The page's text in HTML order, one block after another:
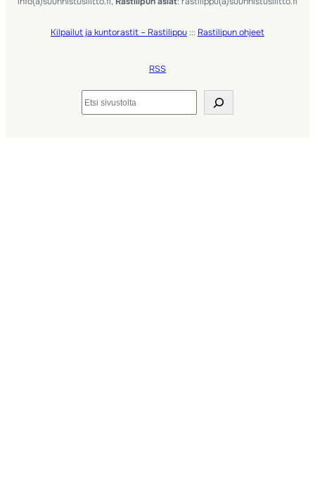
Kilpailut ja kuntorastit – Rastilippu ::: Rastilipun ohjeet
RSS
Etsi